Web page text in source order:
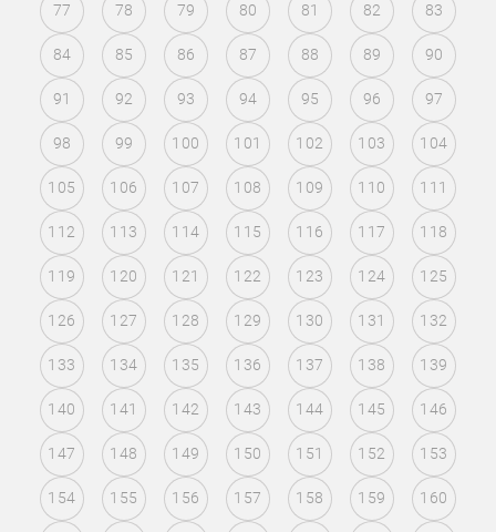
77 78 79 80 81 82 83
84 85 86 87 88 89 90
91 92 93 94 95 96 97
98 99 100 101 102 103 104
105 106 107 108 109 110 111
112 113 114 115 116 117 118
119 120 121 122 123 124 125
126 127 128 129 130 131 132
133 134 135 136 137 138 139
140 141 142 143 144 145 146
147 148 149 150 151 152 153
154 155 156 157 158 159 160